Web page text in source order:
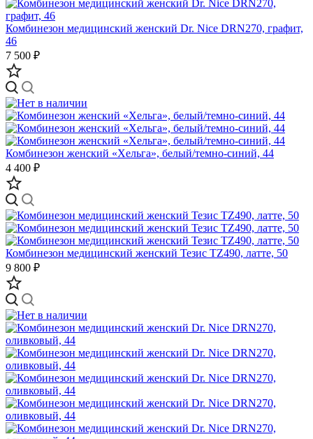
Комбинезон медицинский женский Dr. Nice DRN270, графит,
46
7 500 ₽
Комбинезон женский «Хельга», белый/темно-синий, 44
4 400 ₽
Комбинезон медицинский женский Тезис TZ490, латте, 50
9 800 ₽